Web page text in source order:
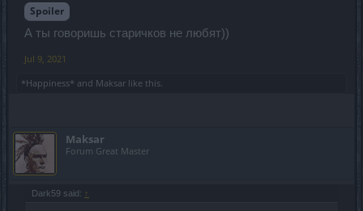
Spoiler
А ты говоришь старичков не любят))
Jul 9, 2021
*Happiness* and Maksar like this.
Maksar
Forum Great Master
Dark59 said: ↑